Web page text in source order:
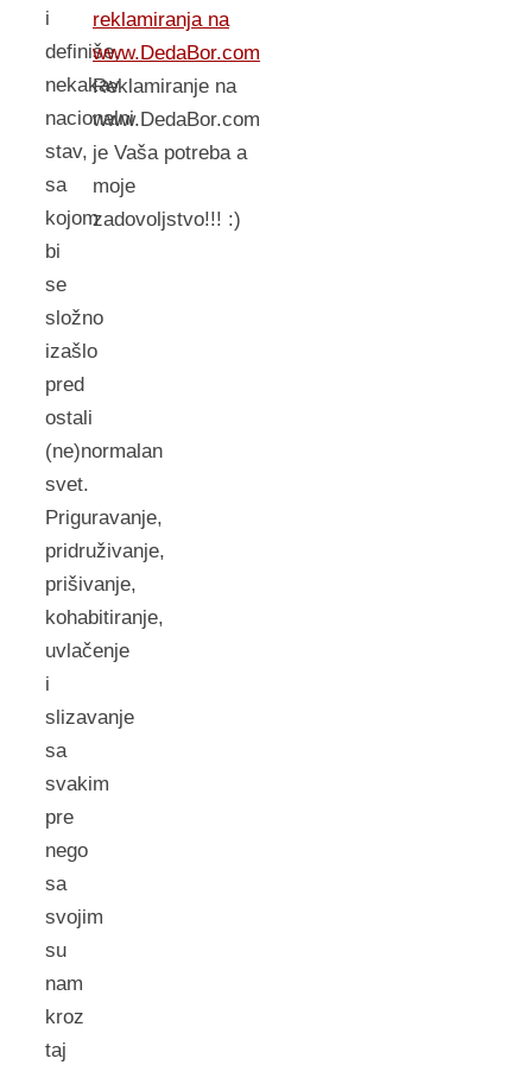
i
definiše,
nekakav
nacionalni
stav,
sa
kojom
bi
se
složno
izašlo
pred
ostali
(ne)normalan
svet.
Priguravanje,
pridruživanje,
prišivanje,
kohabitiranje,
uvlačenje
i
slizavanje
sa
svakim
pre
nego
sa
svojim
su
nam
kroz
taj
reklamiranja na
www.DedaBor.com
Reklamiranje na
www.DedaBor.com
je Vaša potreba a
moje
zadovoljstvo!!! :)